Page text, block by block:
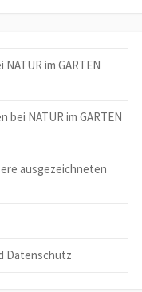
im GARTEN
bei NATUR im GARTEN
ausgezeichneten
Datenschutz